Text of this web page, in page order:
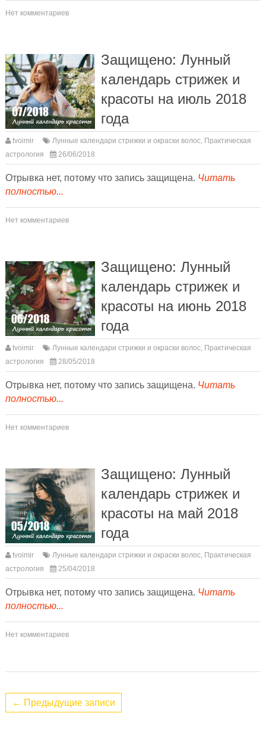
Нет комментариев
Защищено: Лунный
календарь стрижек и
красоты на июль 2018
года
tvoimir Лунные календари стрижки и окраски волос, Практическая
астрология
26/06/2018
Отрывка нет, потому что запись защищена. Читать
полностью...
Нет комментариев
Защищено: Лунный
календарь стрижек и
красоты на июнь 2018
года
tvoimir Лунные календари стрижки и окраски волос, Практическая
астрология
28/05/2018
Отрывка нет, потому что запись защищена. Читать
полностью...
Нет комментариев
Защищено: Лунный
календарь стрижек и
красоты на май 2018
года
tvoimir Лунные календари стрижки и окраски волос, Практическая
астрология
25/04/2018
Отрывка нет, потому что запись защищена. Читать
полностью...
Нет комментариев
← Предыдущие записи